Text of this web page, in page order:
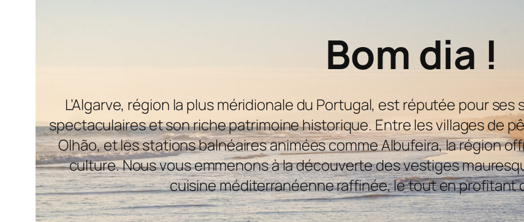
Bom dia !
L’Algarve, région la plus méridionale du Portugal, est réputée pour
spectaculaires et son riche patrimoine historique. Entre les villages de
Olhão, et les stations balnéaires animées comme Albufeira, la région
culture. Nous vous emmenons à la découverte des vestiges
cuisine méditerranéenne raffinée, le tout en profitant